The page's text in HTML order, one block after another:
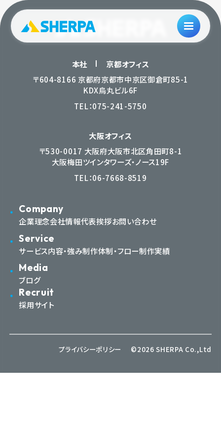
本社
京都オフィス
〒604-8166 京都府京都市中京区御倉町85-1
KDX烏丸ビル6F
TEL：075-241-5750
大阪オフィス
〒530-0017 大阪府大阪市北区角田町8-1
大阪梅田ツインタワーズ・ノース19F
TEL：06-7668-8519
Company
企業理念会社情報代表挨拶お問い合わせ
Service
サービス内容・強み制作体制・フロー制作実績
Media
ブログ
Recruit
採用サイト
プライバシーポリシー ©2026 SHERPA Co.,Ltd